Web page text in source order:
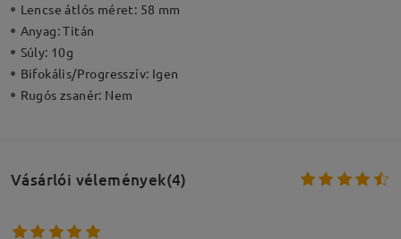
Lencse átlós méret: 58 mm
Anyag:Titán
Súly: 10g
Bifokális/Progresszív: Igen
Rugós zsanér: Nem
Vásárlói vélemények(4)